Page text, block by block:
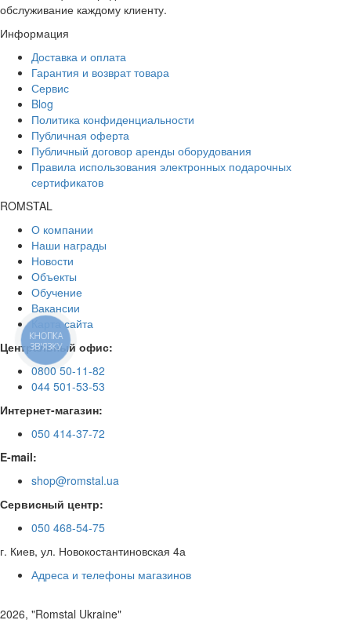
обслуживание каждому клиенту.
Информация
Доставка и оплата
Гарантия и возврат товара
Сервис
Blog
Политика конфиденциальности
Публичная оферта
Публичный договор аренды оборудования
Правила использования электронных подарочных
сертификатов
ROMSTAL
О компании
Наши награды
Новости
Объекты
Обучение
Вакансии
Карта сайта
Центральный офис:
0800 50-11-82
044 501-53-53
Интернет-магазин:
050 414-37-72
E-mail:
shop@romstal.ua
Сервисный центр:
050 468-54-75
г. Киев, ул. Новокостантиновская 4а
Адреса и телефоны магазинов
2026, "Romstal Ukraine"
КНОПКА
ЗВ'ЯЗКУ